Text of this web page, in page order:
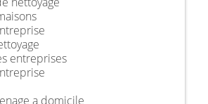
entreprises
a domicile